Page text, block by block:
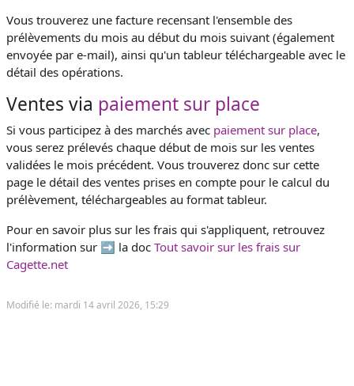
Vous trouverez une facture recensant l'ensemble des
prélèvements du mois au début du mois suivant (également
envoyée par e-mail), ainsi qu'un tableur téléchargeable avec le
détail des opérations.
Ventes via paiement sur place
Si vous participez à des marchés avec paiement sur place,
vous serez prélevés chaque début de mois sur les ventes
validées le mois précédent. Vous trouverez donc sur cette
page le détail des ventes prises en compte pour le calcul du
prélèvement, téléchargeables au format tableur.
Pour en savoir plus sur les frais qui s'appliquent, retrouvez
l'information sur ➡️ la doc Tout savoir sur les frais sur
Cagette.net
Modifié le: mardi 14 avril 2026, 15:29